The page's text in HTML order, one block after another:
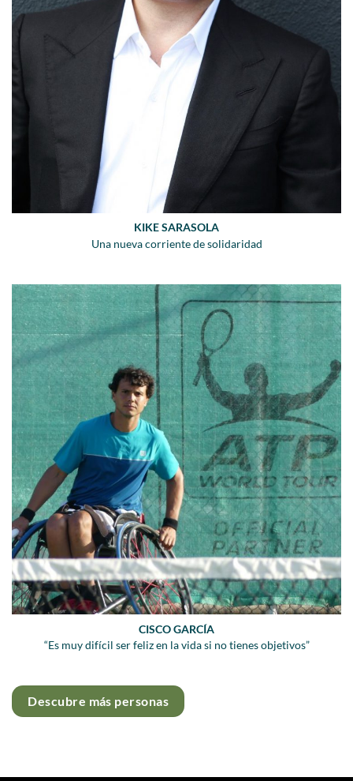
KIKE SARASOLA
Una nueva corriente de solidaridad
CISCO GARCÍA
“Es muy difícil ser feliz en la vida si no tienes objetivos”
Descubre más personas